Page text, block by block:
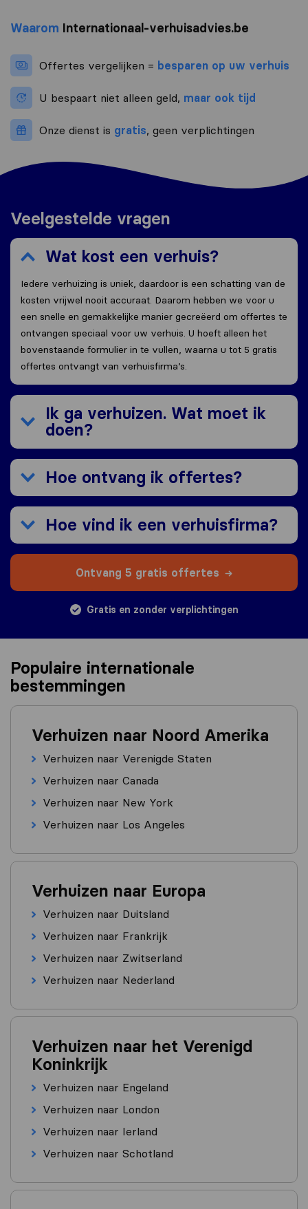
Waarom Internationaal-verhuisadvies.be
Offertes vergelijken = besparen op uw verhuis
U bespaart niet alleen geld, maar ook tijd
Onze dienst is gratis, geen verplichtingen
Veelgestelde vragen
Wat kost een verhuis?
Iedere verhuizing is uniek, daardoor is een schatting van de
kosten vrijwel nooit accuraat. Daarom hebben we voor u
een snelle en gemakkelijke manier gecreëerd om offertes te
ontvangen speciaal voor uw verhuis. U hoeft alleen het
bovenstaande formulier in te vullen, waarna u tot 5 gratis
offertes ontvangt van verhuisfirma’s.
Ik ga verhuizen. Wat moet ik
doen?
Hoe ontvang ik offertes?
Hoe vind ik een verhuisfirma?
Ontvang 5 gratis offertes
Gratis en zonder verplichtingen
Populaire internationale
bestemmingen
Verhuizen naar Noord Amerika
Verhuizen naar Verenigde Staten
Verhuizen naar Canada
Verhuizen naar New York
Verhuizen naar Los Angeles
Verhuizen naar Europa
Verhuizen naar Duitsland
Verhuizen naar Frankrijk
Verhuizen naar Zwitserland
Verhuizen naar Nederland
Verhuizen naar het Verenigd
Koninkrijk
Verhuizen naar Engeland
Verhuizen naar London
Verhuizen naar Ierland
Verhuizen naar Schotland